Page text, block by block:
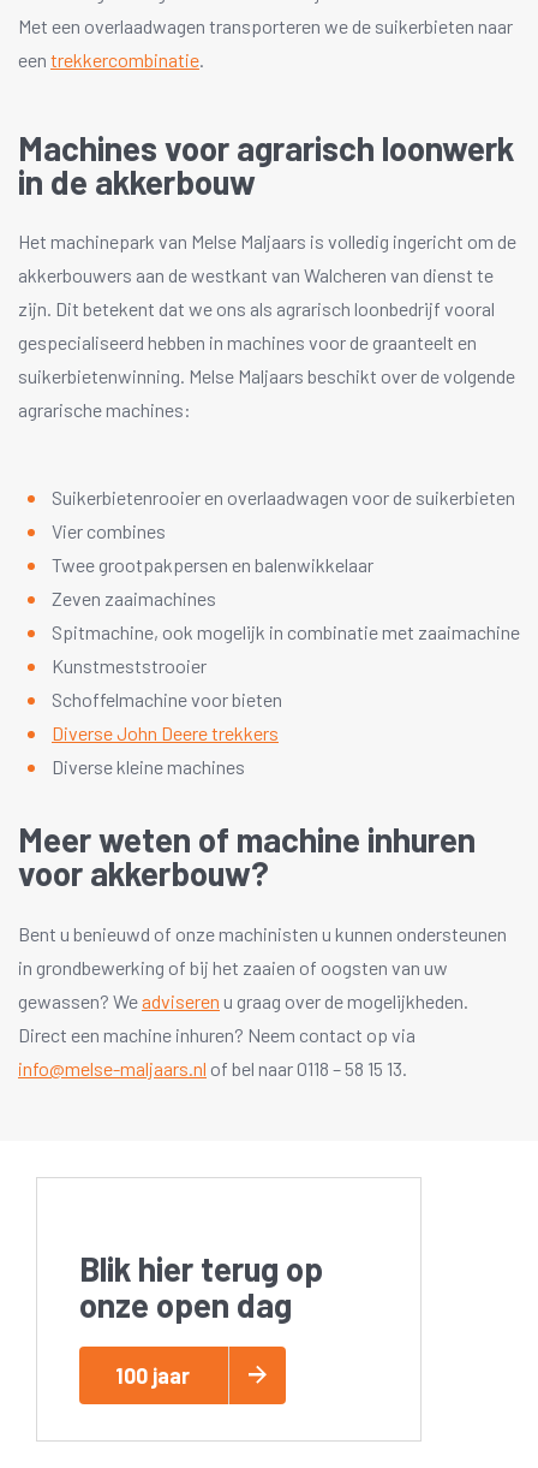
Met een overlaadwagen transporteren we de suikerbieten naar
een trekkercombinatie
Machines voor agrarisch loonwerk
in de akkerbouw
Het machinepark van Melse Maljaars is volledig ingericht om de
akkerbouwers aan de westkant van Walcheren van dienst te
zijn. Dit betekent dat we ons als agrarisch loonbedrijf vooral
gespecialiseerd hebben in machines voor de graanteelt en
suikerbietenwinning. Melse Maljaars beschikt over de volgende
agrarische machines:
Suikerbietenrooier en overlaadwagen voor de suikerbieten
Vier combines
Twee grootpakpersen en balenwikkelaar
Zeven zaaimachines
Spitmachine, ook mogelijk in combinatie met zaaimachine
Kunstmeststrooier
Schoffelmachine voor bieten
Diverse John Deere trekkers
Diverse kleine machines
Meer weten of machine inhuren
voor akkerbouw?
Bent u benieuwd of onze machinisten u kunnen ondersteunen
in grondbewerking of bij het zaaien of oogsten van uw
gewassen? Weadviseren u graag over de mogelijkheden.
Direct een machine inhuren? Neem contact op via
info@melse-maljaars.nl of bel naar 0118 – 58 15 13.
Blik hier terug op
onze open dag
100 jaar